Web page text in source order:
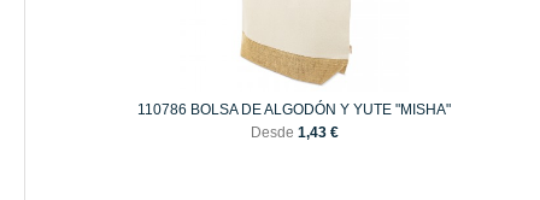
110786 BOLSA DE ALGODÓN Y YUTE "MISHA"
Desde 1,43 €